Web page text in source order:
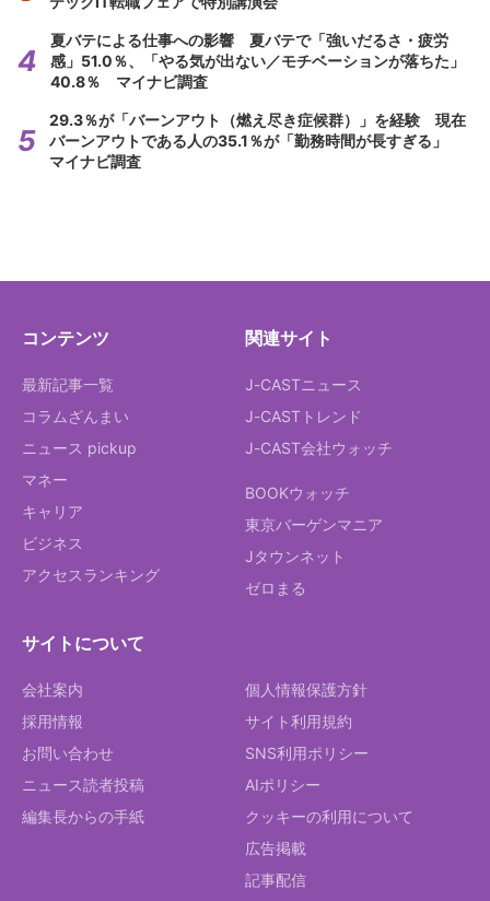
夏バテによる仕事への影響 夏バテで「強いだるさ・疲労
感」51.0％、「やる気が出ない／モチベーションが落ちた」
40.8％ マイナビ調査
29.3％が「バーンアウト（燃え尽き症候群）」を経験 現在
バーンアウトである人の35.1％が「勤務時間が長すぎる」
マイナビ調査
コンテンツ
最新記事一覧
コラムざんまい
ニュース pickup
マネー
キャリア
ビジネス
アクセスランキング
関連サイト
J-CASTニュース
J-CASTトレンド
J-CAST会社ウォッチ
BOOKウォッチ
東京バーゲンマニア
Jタウンネット
ゼロまる
サイトについて
会社案内
採用情報
お問い合わせ
ニュース読者投稿
編集長からの手紙
個人情報保護方針
サイト利用規約
SNS利用ポリシー
AIポリシー
クッキーの利用について
広告掲載
記事配信